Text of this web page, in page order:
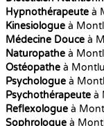
Hypnothérapeute à
Kinesiologue à
Médecine Douce à
Naturopathe à
Ostéopathe à
Psychologue à
Psychothérapeute à
Reflexologue à
Sophrologue à